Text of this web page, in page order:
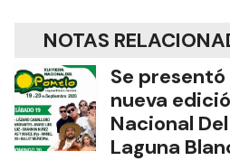
NOTAS
Se
nueva
Nacional
Laguna